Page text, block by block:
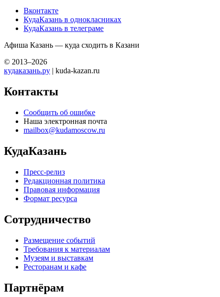
Вконтакте
КудаКазань в однокласниках
КудаКазань в телеграме
Афиша Казань — куда сходить в Казани
© 2013–2026
кудаказань.ру | kuda-kazan.ru
Контакты
Сообщить об ошибке
Наша электронная почта
mailbox@kudamoscow.ru
КудаКазань
Пресс-релиз
Редакционная политика
Правовая информация
Формат ресурса
Сотрудничество
Размещение событий
Требования к материалам
Музеям и выставкам
Ресторанам и кафе
Партнёрам